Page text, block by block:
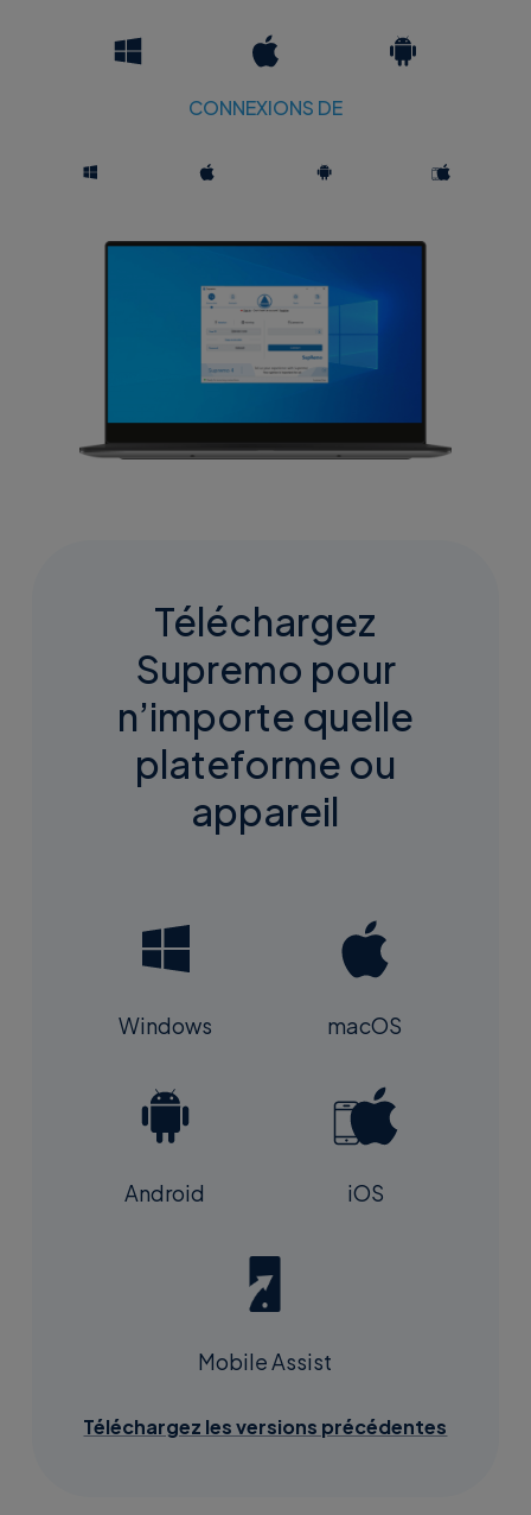
CONNEXIONS DE
Téléchargez
Supremo pour
n’importe quelle
plateforme ou
appareil
Windows macOS
Android iOS
Mobile Assist
Téléchargez les versions précédentes